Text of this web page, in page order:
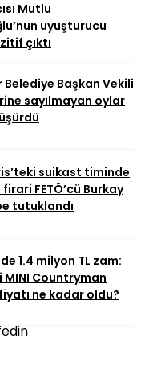
Mutlu
uyuşturucu
çıktı
Belediye Başkan Vekili
sayılmayan oylar
suikast timinde
FETÖ’cü Burkay
tutuklandı
1.4 milyon TL zam:
MINI Countryman
ne kadar oldu?